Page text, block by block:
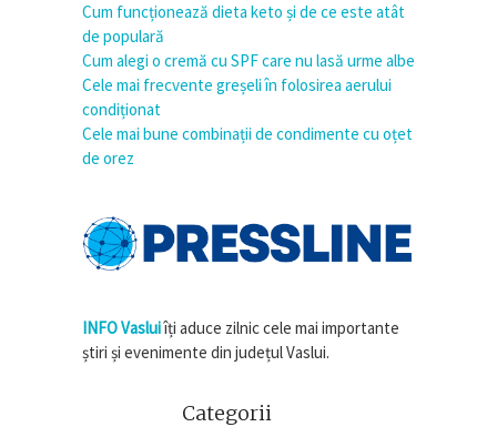
Cum funcționează dieta keto și de ce este atât
de populară
Cum alegi o cremă cu SPF care nu lasă urme albe
Cele mai frecvente greșeli în folosirea aerului
condiționat
Cele mai bune combinații de condimente cu oțet
de orez
INFO Vasluiîți aduce zilnic cele mai importante
știri și evenimente din județul Vaslui.
Categorii